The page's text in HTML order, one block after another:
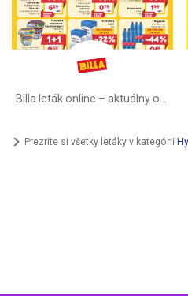
Billa leták online –⁠ aktuálny od stredy
Prezrite si všetky letáky v kategórii